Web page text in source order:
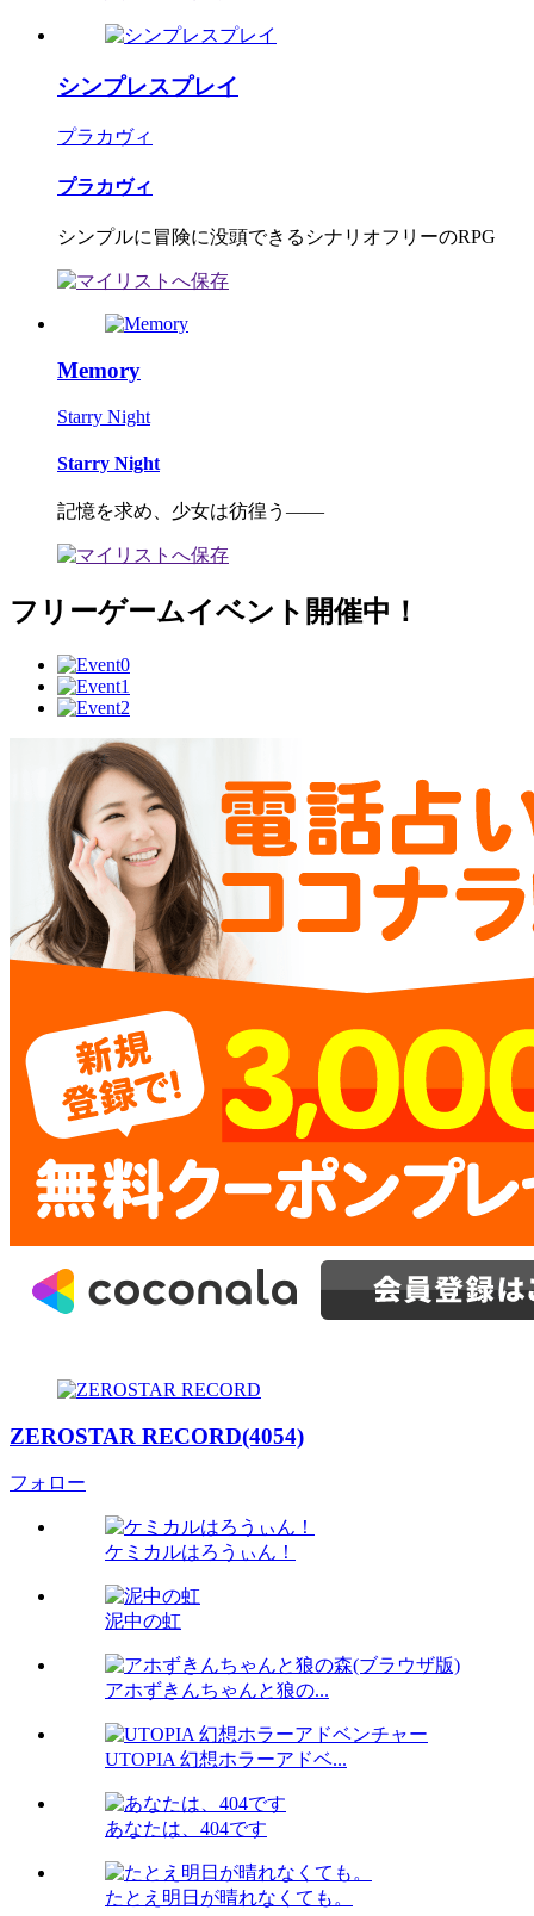
シンプレスプレイ
プラカヴィ
プラカヴィ
シンプルに冒険に没頭できるシナリオフリーのRPG
Memory
Starry Night
Starry Night
記憶を求め、少女は彷徨う――
フリーゲームイベント開催中！
ZEROSTAR RECORD(4054)
フォロー
ケミカルはろうぃん！
泥中の虹
アホずきんちゃんと狼の...
UTOPIA 幻想ホラーアドベ...
あなたは、404です
たとえ明日が晴れなくても。